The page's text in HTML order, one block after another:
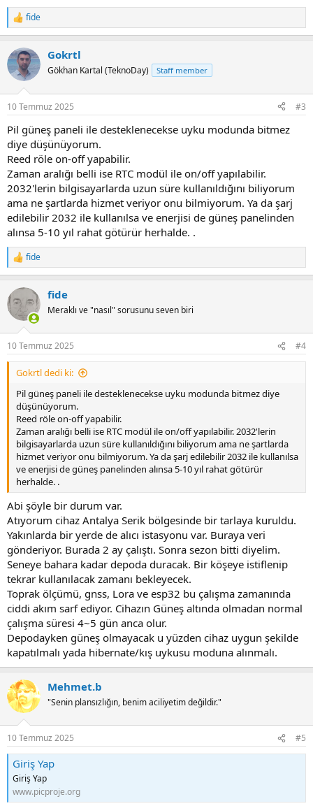
R
e
c
t
i
s
fide
Gokrtl
Gökhan Kartal (TeknoDay) Staff member
10 Temmuz 2025 #3
Pil güneş paneli ile desteklenecekse uyku modunda bitmez
diye düşünüyorum.
Reed röle on-off yapabilir.
Zaman aralığı belli ise RTC modül ile on/off yapılabilir.
2032'lerin bilgisayarlarda uzun süre kullanıldığını biliyorum
ama ne şartlarda hizmet veriyor onu bilmiyorum. Ya da şarj
edilebilir 2032 ile kullanılsa ve enerjisi de güneş panelinden
alınsa 5-10 yıl rahat götürür herhalde. .
R
e
c
t
i
s
:
fide
fide
Meraklı ve "nasıl" sorusunu seven biri
10 Temmuz 2025 #4
Gokrtl dedi ki:
Pil güneş paneli ile desteklenecekse uyku modunda bitmez diye
düşünüyorum.
Reed röle on-off yapabilir.
Zaman aralığı belli ise RTC modül ile on/off yapılabilir. 2032'lerin
bilgisayarlarda uzun süre kullanıldığını biliyorum ama ne şartlarda
hizmet veriyor onu bilmiyorum. Ya da şarj edilebilir 2032 ile kullanılsa
ve enerjisi de güneş panelinden alınsa 5-10 yıl rahat götürür
herhalde. .
Abi şöyle bir durum var.
Atıyorum cihaz Antalya Serik bölgesinde bir tarlaya kuruldu.
Yakınlarda bir yerde de alıcı istasyonu var. Buraya veri
gönderiyor. Burada 2 ay çalıştı. Sonra sezon bitti diyelim.
Seneye bahara kadar depoda duracak. Bir köşeye istiflenip
tekrar kullanılacak zamanı bekleyecek.
Toprak ölçümü, gnss, Lora ve esp32 bu çalışma zamanında
ciddi akım sarf ediyor. Cihazın Güneş altında olmadan normal
çalışma süresi 4~5 gün anca olur.
Depodayken güneş olmayacak u yüzden cihaz uygun şekilde
kapatılmalı yada hibernate/kış uykusu moduna alınmalı.
Mehmet.b
"Senin plansızlığın, benim aciliyetim değildir."
10 Temmuz 2025 #5
Giriş Yap
Giriş Yap
www.picproje.org